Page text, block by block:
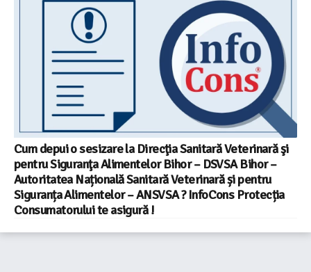
Cum depui o sesizare la Direcţia Sanitară Veterinară şi
pentru Siguranţa Alimentelor Bihor – DSVSA Bihor –
Autoritatea Națională Sanitară Veterinară și pentru
Siguranța Alimentelor – ANSVSA ? InfoCons Protecția
Consumatorului te asigură !